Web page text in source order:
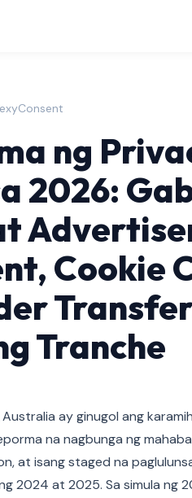
ng
2026:
Cookie
Tranche
ay ginugol ang
na nagbunga ng
at isang staged na
2024 at 2025. Sa simula ng